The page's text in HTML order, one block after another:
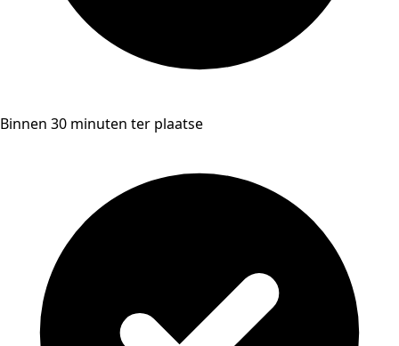
Binnen 30 minuten ter plaatse